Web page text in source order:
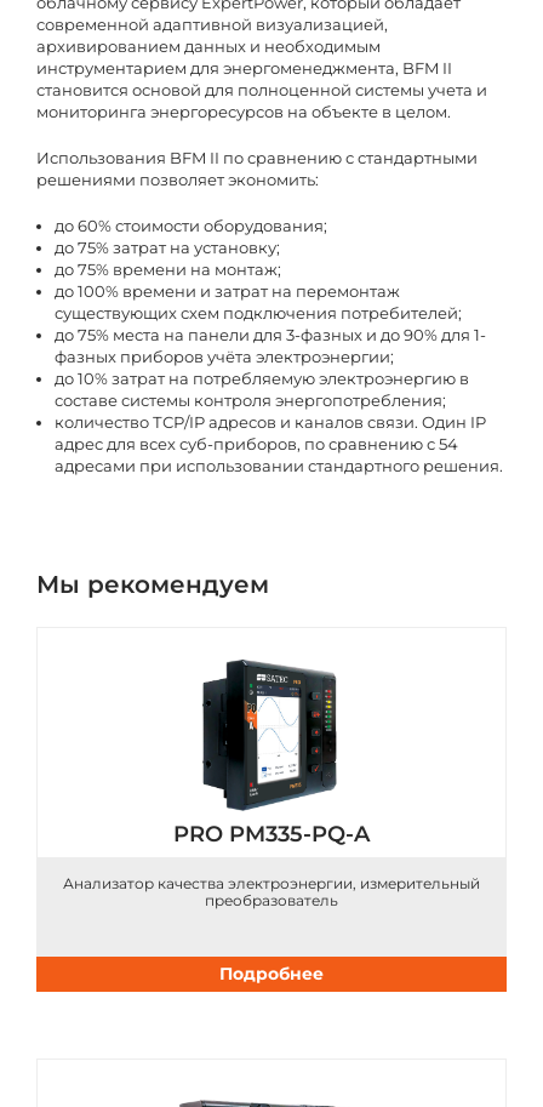
современной адаптивной визуализацией,
архивированием данных и необходимым
инструментарием для энергоменеджмента, BFM II
становится основой для полноценной системы учета и
мониторинга энергоресурсов на объекте в целом.
Использования BFM II по сравнению с стандартными
решениями позволяет экономить:
до 60% стоимости оборудования;
до 75% затрат на установку;
до 75% времени на монтаж;
до 100% времени и затрат на перемонтаж
существующих схем подключения потребителей;
до 75% места на панели для 3-фазных и до 90% для 1-
фазных приборов учёта электроэнергии;
до 10% затрат на потребляемую электроэнергию в
составе системы контроля энергопотребления;
количество ТСР/IP адресов и каналов связи. Один IP
адрес для всех суб-приборов, по сравнению с 54
адресами при использовании стандартного решения.
Мы рекомендуем
PRO PM335-PQ-A
Анализатор качества электроэнергии, измерительный
преобразователь
Подробнее